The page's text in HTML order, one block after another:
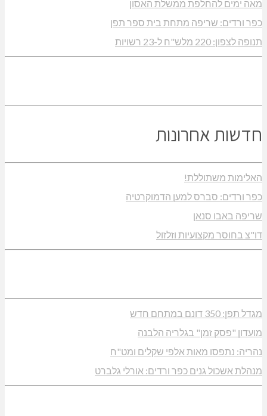
מאה ימים להחלפת ממשלת האסון
כפר ורדים: שריפה מתחת בית ספר תפן
תנופה לצפון: 220 מלש"ח ל-23 רשויות
חדשות אחרונות
האלימות משתוללת!
כפר ורדים: סברס למען הדמוקרטיה
שריפה באבו סנאן
דו"צ בחוסר מקצועיות וזלזול
מגדל תפן: 350 דונם במתחם חדש
מועדון "פסק זמן" בגלריה הלבנה
נהריה: נתפסו מאות אלפי שקלים ומט"ח
מנהלת אשכול גנים כפר ורדים: אורלי גלברט